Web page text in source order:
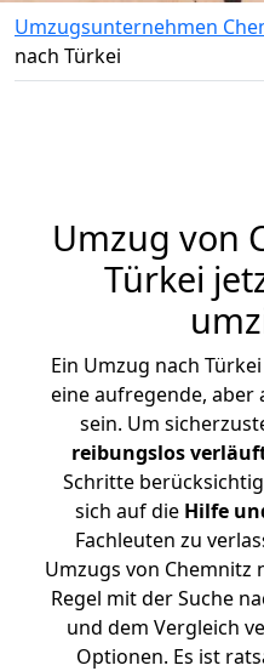
Umzugsunternehmen
nach Türkei
Umzug von
Türkei
Ein Umzug nach
eine aufregende, aber
sein. Um
reibungslos
Schritte
sich auf die Hilfe
Fachleuten zu
Umzugs von Chemnitz
Regel mit der Suche
und dem Vergleich
Optionen. Es ist